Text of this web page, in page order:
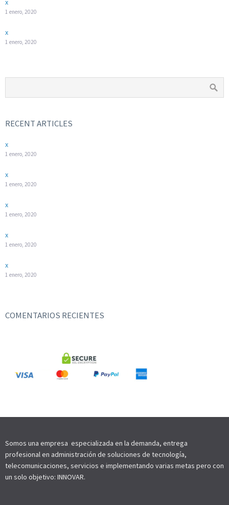
x
1 enero, 2020
x
1 enero, 2020
RECENT ARTICLES
x
1 enero, 2020
x
1 enero, 2020
x
1 enero, 2020
x
1 enero, 2020
x
1 enero, 2020
COMENTARIOS RECIENTES
Somos una empresa especializada en la demanda, entrega
profesional en administración de soluciones de tecnología,
telecomunicaciones, servicios e implementando varias metas pero con
un solo objetivo: INNOVAR.